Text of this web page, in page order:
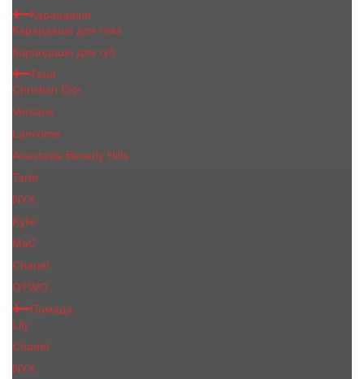
Карандаши
Карандаши для глаз
Карандаши для губ
Тени
Christian Dior
Versace
Lancome
Anastasia Beverly Hills
Tarte
NYX
Kylie
MaC
Сhanеl
OTWO
Помада
Lily
Chanel
NYX